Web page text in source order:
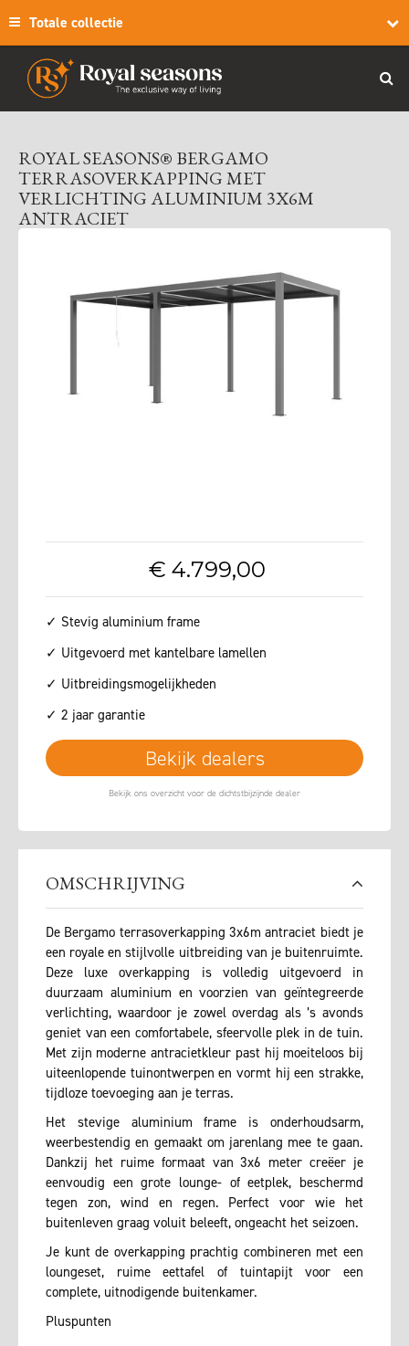
Totale collectie
ROYAL SEASONS® BERGAMO
TERRASOVERKAPPING MET
VERLICHTING ALUMINIUM 3X6M
ANTRACIET
€ 4.799,00
✓ Stevig aluminium frame
✓ Uitgevoerd met kantelbare lamellen
✓ Uitbreidingsmogelijkheden
✓ 2 jaar garantie
Bekijk dealers
OMSCHRIJVING
De Bergamo terrasoverkapping 3x6m antraciet biedt je
een royale en stijlvolle uitbreiding van je buitenruimte.
Deze luxe overkapping is volledig uitgevoerd in
duurzaam aluminium en voorzien van geïntegreerde
verlichting, waardoor je zowel overdag als ’s avonds
geniet van een comfortabele, sfeervolle plek in de tuin.
Met zijn moderne antracietkleur past hij moeiteloos bij
uiteenlopende tuinontwerpen en vormt hij een strakke,
tijdloze toevoeging aan je terras.
Het stevige aluminium frame is onderhoudsarm,
weerbestendig en gemaakt om jarenlang mee te gaan.
Dankzij het ruime formaat van 3x6 meter creëer je
eenvoudig een grote lounge- of eetplek, beschermd
tegen zon, wind en regen. Perfect voor wie het
buitenleven graag voluit beleeft, ongeacht het seizoen.
Je kunt de overkapping prachtig combineren met een
loungeset, ruime eettafel of tuintapijt voor een
complete, uitnodigende buitenkamer.
Pluspunten